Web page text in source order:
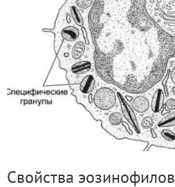
Свойства эозинофилов